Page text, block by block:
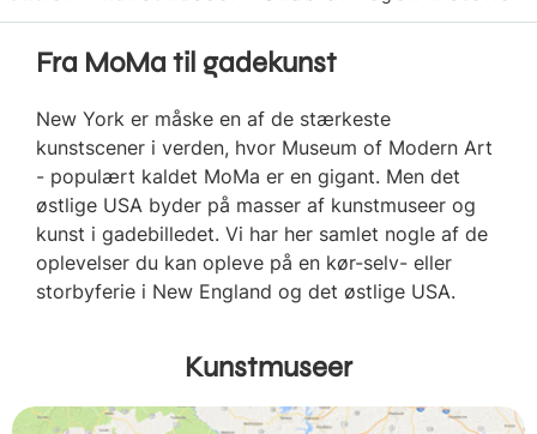
Fra MoMa til gadekunst
New York er måske en af de stærkeste
kunstscener i verden, hvor Museum of Modern Art
- populært kaldet MoMa er en gigant. Men det
østlige USA byder på masser af kunstmuseer og
kunst i gadebilledet. Vi har her samlet nogle af de
oplevelser du kan opleve på en kør-selv- eller
storbyferie i New England og det østlige USA.
Kunstmuseer